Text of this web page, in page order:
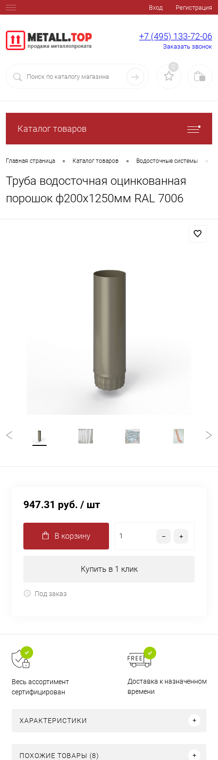
Вход Регистрация
+7 (495) 133-72-06
Заказать звонок
0
Каталог товаров
Главная страница • Каталог товаров • Водосточные системы •
Труба водосточная оцинкованная
порошок ф200х1250мм RAL 7006
947.31 руб. / шт
В корзину
Купить в 1 клик
Под заказ
Весь ассортимент
сертифицирован
Доставка к назначенному
времени
ХАРАКТЕРИСТИКИ
ПОХОЖИЕ ТОВАРЫ (8)